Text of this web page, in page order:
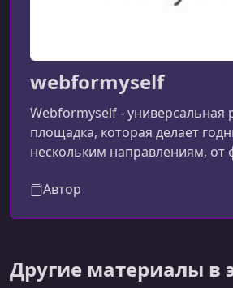
Редактирование и удаление машин
УРОК 15.
Эффекты
Роутинг и девтулз
webformyself
Webformyself - универсальная
площадка, которая делает
нескольким направлениям, от
Автор
Другие материалы в